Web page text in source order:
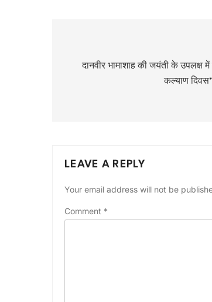
navigation
दानवीर भामाशाह की जयंती के उपलक्ष में
कल्याण
LEAVE A REPLY
Your email address will not be
Comment *